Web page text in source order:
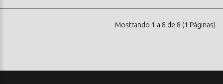
Mostrando 1 a 8 de 8 (1 Páginas)